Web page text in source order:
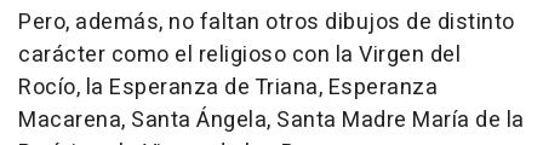
Pero, además, no faltan otros dibujos de distinto
carácter como el religioso con la Virgen del
Rocío, la Esperanza de Triana, Esperanza
Macarena, Santa Ángela, Santa Madre María de la